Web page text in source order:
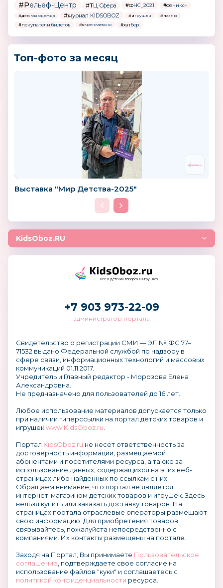
#Рельеф-Центр #ТЦ Сфера #ФНС_2021 #Феникс+
#детская одежда #журнал KIDSOBOZ #игрушки #пазлы
#покупатели билетов #скрепкаэкспо #хатбер
Топ-фото за месяц
Выставка "Мир Детства-2025"
KidsOboz.RU
Всё о детских товарах и игрушках
+7 903 973-22-09
администратор портала
Свидетельство о регистрации СМИ — ЭЛ № ФС 77–
71532 выдано Федеральной службой по надзору в
сфере связи, информационных технологий и массовых
коммуникаций 01.11.2017.
Учредитель и Главный редактор - Морозова Елена
Александровна.
Не предназначено для пользователей до 16 лет.
Любое использование материалов допускается только
при наличии гиперссылки на портал детских товаров и
игрушекwww.KidsOboz.ru
Портал KidsOboz.ru не несет ответственность за
достоверность информации, размещаемой
абонентами и посетителями ресурса, а также за
использование данных, содержащихся на этих веб-
страницах либо найденных по ссылкам с них.
Обращаем внимание, что портал не является
интернет-магазином детских товаров и игрушек. Здесь
нельзя купить или заказать доставку товаров. На
страницах портала отраслевые операторы размещают
свою информацию. Для приобретения товаров
связывайтесь, пожалуйста непосредственно с
компаниями. Их контакты размещены на портале.
Заходя на Портал, Вы принимаете Пользовательское
соглашение , подтверждаете свое согласие на
использование файлов "куки" и соглашаетесь с
политикой конфиденциальности ресурса.